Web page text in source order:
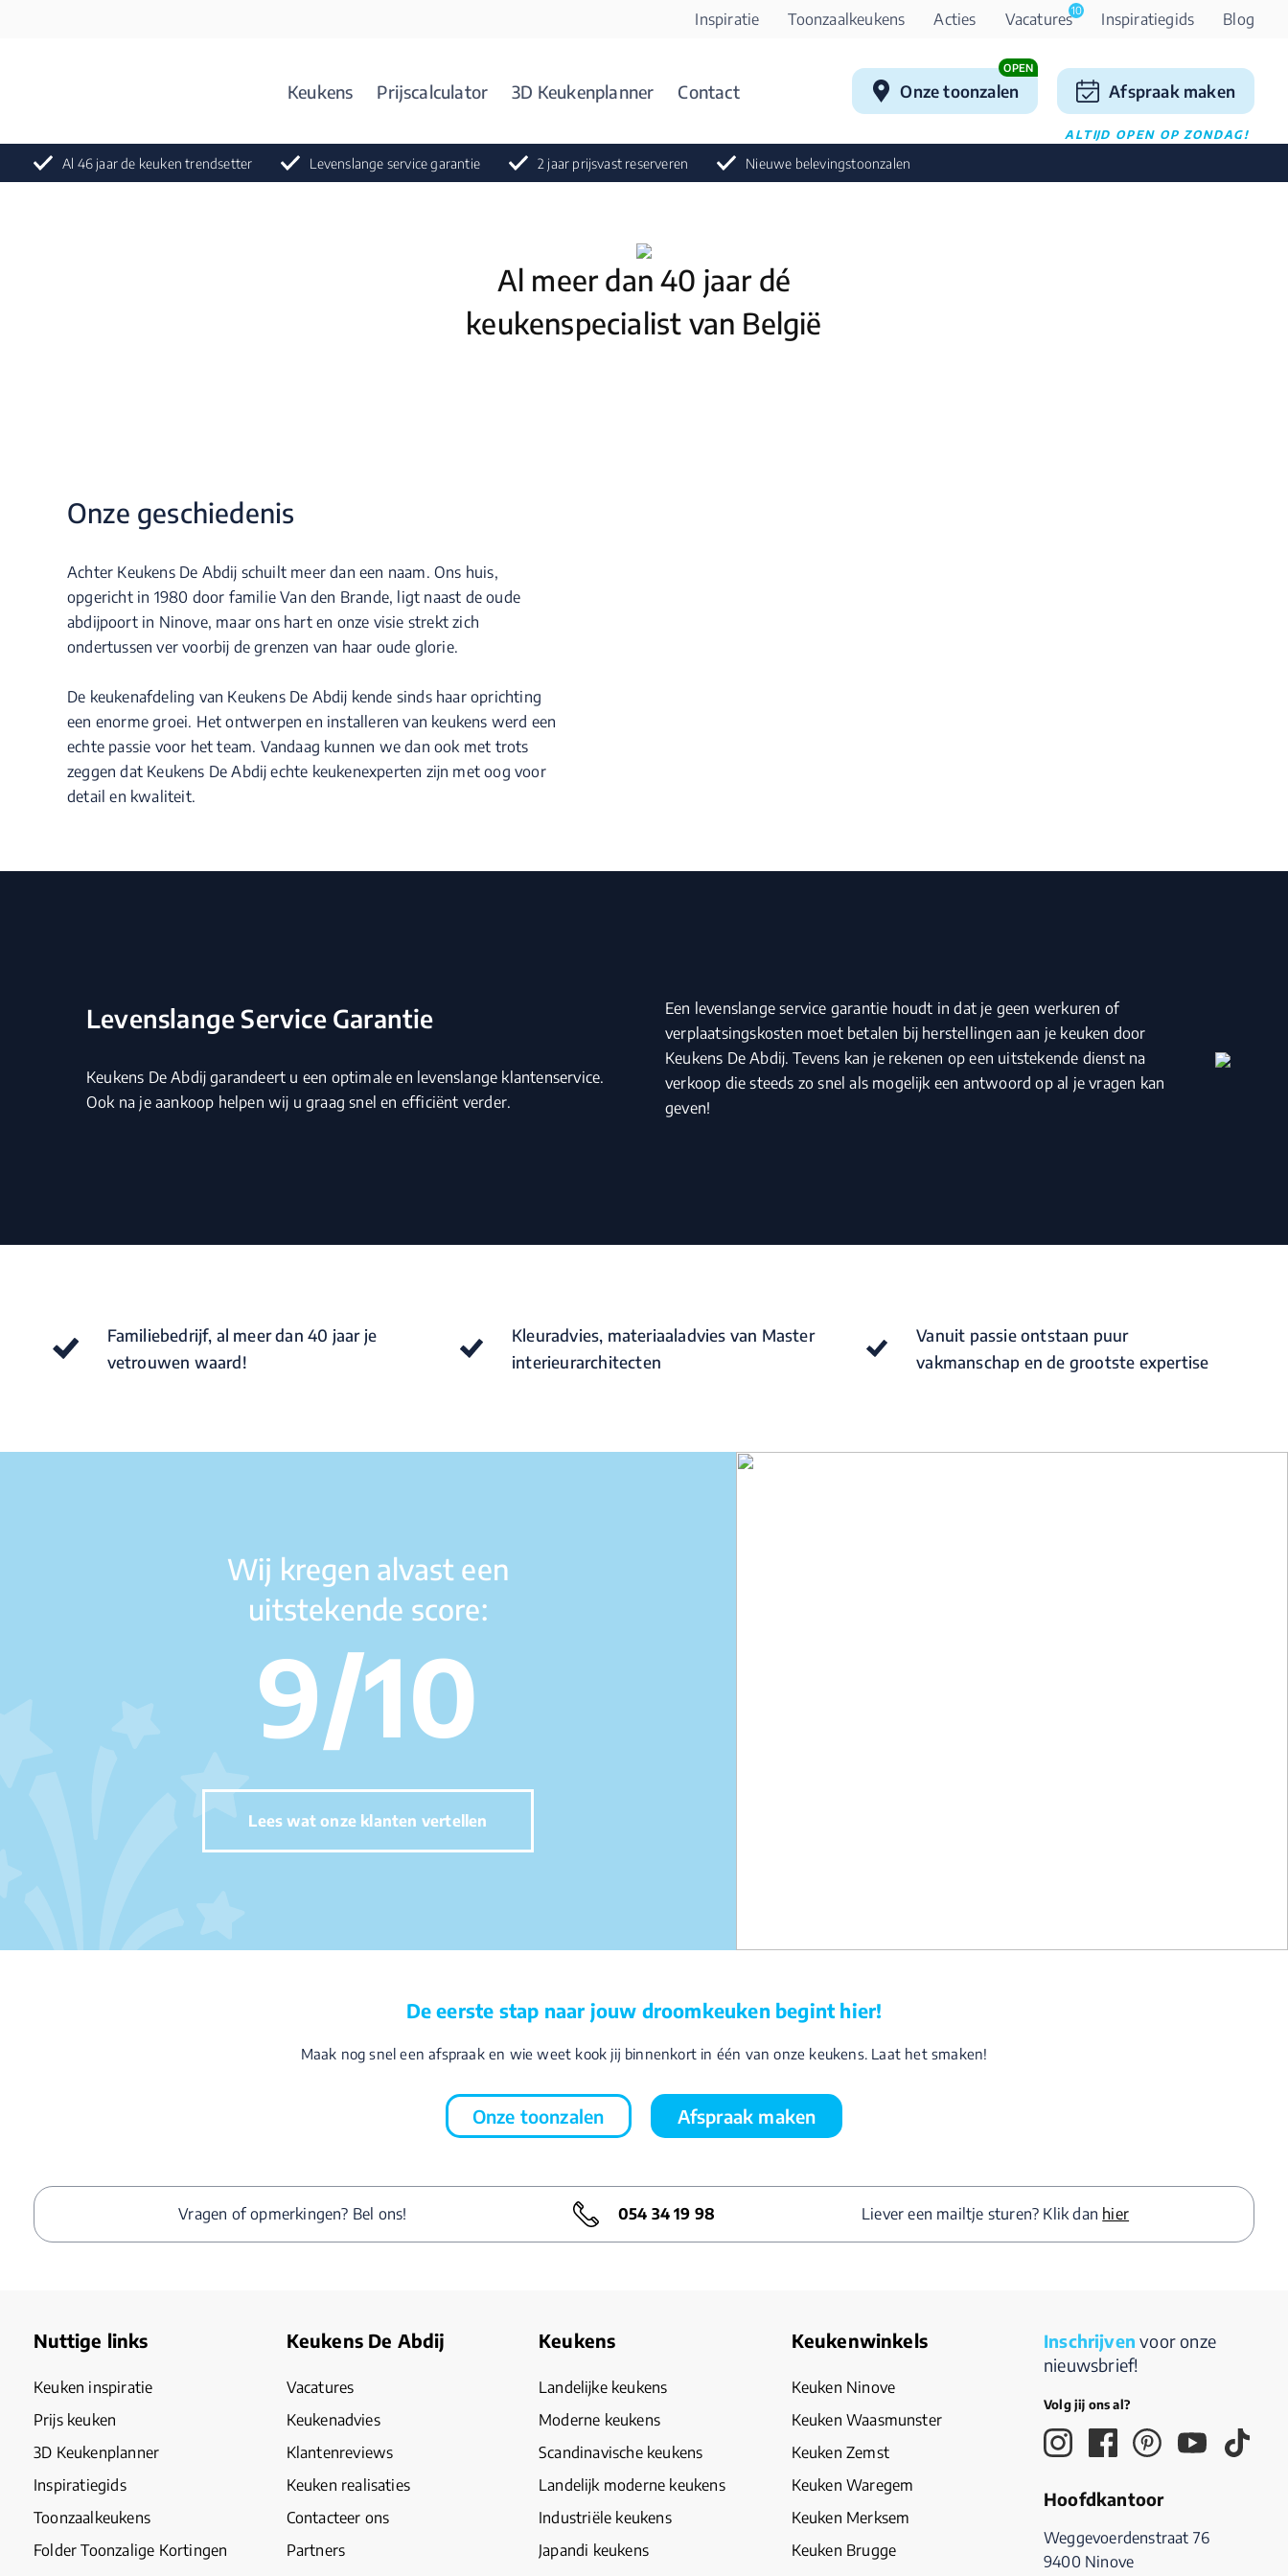
Inspiratie Toonzaalkeukens Acties Vacatures10 Inspiratiegids Blog
Keukens Prijscalculator 3D Keukenplanner Contact
OPEN
Onze toonzalen Afspraak maken
ALTIJD OPEN OP ZONDAG!
Al 46 jaar de keuken trendsetter Levenslange service garantie 2 jaar prijsvast reserveren Nieuwe belevingstoonzalen
Al meer dan 40 jaar dé
keukenspecialist van België
Onze geschiedenis
Achter Keukens De Abdij schuilt meer dan een naam. Ons huis,
opgericht in 1980 door familie Van den Brande, ligt naast de oude
abdijpoort in Ninove, maar ons hart en onze visie strekt zich
ondertussen ver voorbij de grenzen van haar oude glorie.
De keukenafdeling van Keukens De Abdij kende sinds haar oprichting
een enorme groei. Het ontwerpen en installeren van keukens werd een
echte passie voor het team. Vandaag kunnen we dan ook met trots
zeggen dat Keukens De Abdij echte keukenexperten zijn met oog voor
detail en kwaliteit.
Levenslange Service Garantie
Keukens De Abdij garandeert u een optimale en levenslange klantenservice.
Ook na je aankoop helpen wij u graag snel en efficiënt verder.
Een levenslange service garantie houdt in dat je geen werkuren of
verplaatsingskosten moet betalen bij herstellingen aan je keuken door
Keukens De Abdij. Tevens kan je rekenen op een uitstekende dienst na
verkoop die steeds zo snel als mogelijk een antwoord op al je vragen kan
geven!
Familiebedrijf, al meer dan 40 jaar je
vetrouwen waard!
Kleuradvies, materiaaladvies van Master
interieurarchitecten
Vanuit passie ontstaan puur
vakmanschap en de grootste expertise
Wij kregen alvast een
uitstekende score:
9/10
Lees wat onze klanten vertellen
De eerste stap naar jouw droomkeuken begint hier!
Maak nog snel een afspraak en wie weet kook jij binnenkort in één van onze keukens. Laat het smaken!
Onze toonzalen Afspraak maken
Vragen of opmerkingen? Bel ons! 054 34 19 98 Liever een mailtje sturen? Klik dan hier
Nuttige links
Keuken inspiratie
Prijs keuken
3D Keukenplanner
Inspiratiegids
Toonzaalkeukens
Folder Toonzalige Kortingen
Keukens De Abdij
Vacatures
Keukenadvies
Klantenreviews
Keuken realisaties
Contacteer ons
Partners
Keukens
Landelijke keukens
Moderne keukens
Scandinavische keukens
Landelijk moderne keukens
Industriële keukens
Japandi keukens
Keukenwinkels
Keuken Ninove
Keuken Waasmunster
Keuken Zemst
Keuken Waregem
Keuken Merksem
Keuken Brugge
Inschrijven voor onze
nieuwsbrief!
Volg jij ons al?
Hoofdkantoor
Weggevoerdenstraat 76
9400 Ninove